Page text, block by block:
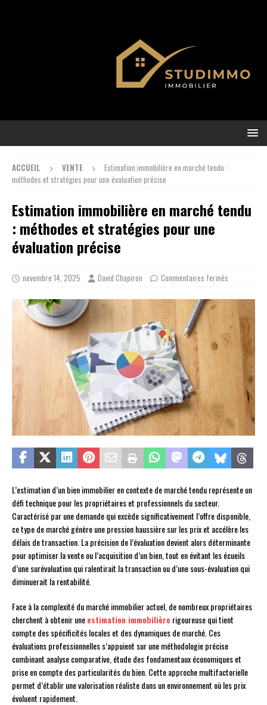
ACCUEIL VENTE
Estimation immobilière en marché tendu :
méthodes et stratégies pour une évaluation précise
Estimation immobilière en marché tendu
: méthodes et stratégies pour une
évaluation précise
novembre 14, 2025 David Chapiron Commentaires fermés
L’estimation d’un bien immobilier en contexte de marché tendu représente un
défi technique pour les propriétaires et professionnels du secteur.
Caractérisé par une demande qui excède significativement l’offre disponible,
ce type de marché génère une pression haussière sur les prix et accélère les
délais de transaction. La précision de l’évaluation devient alors déterminante
pour optimiser la vente ou l’acquisition d’un bien, tout en évitant les écueils
d’une surévaluation qui ralentirait la transaction ou d’une sous-évaluation qui
diminuerait la rentabilité.
Face à la complexité du marché immobilier actuel, de nombreux propriétaires
cherchent à obtenir uneestimation immobilière rigoureuse qui tient
compte des spécificités locales et des dynamiques de marché. Ces
évaluations professionnelles s’appuient sur une méthodologie précise
combinant analyse comparative, étude des fondamentaux économiques et
prise en compte des particularités du bien. Cette approche multifactorielle
permet d’établir une valorisation réaliste dans un environnement où les prix
évoluent rapidement.